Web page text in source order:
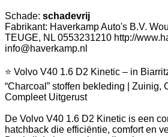
Schade: schadevrij
Fabrikant: Haverkamp Auto's B.V.
TEUGE, NL 0553231210 http://
info@haverkamp.nl
⭐ Volvo V40 1.6 D2 Kinetic – in
“Charcoal” stoffen bekleding | Zuinig,
Compleet Uitgerust
De Volvo V40 1.6 D2 Kinetic is een
hatchback die efficiëntie, comfort en